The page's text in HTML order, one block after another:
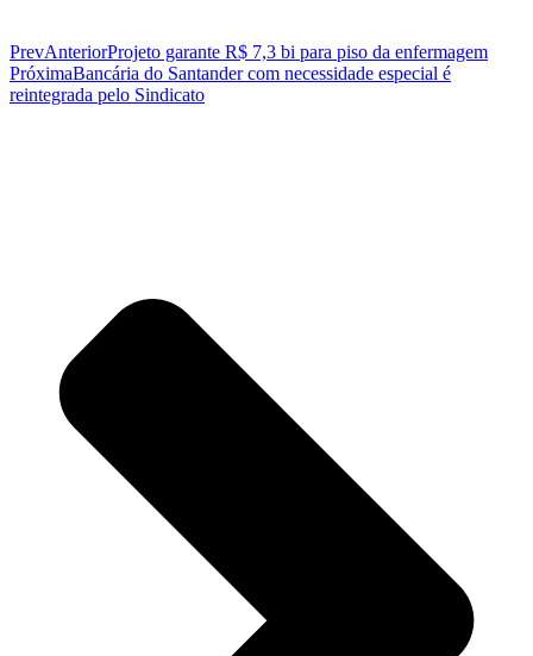
PrevAnteriorProjeto garante R$ 7,3 bi para piso da enfermagem
PróximaBancária do Santander com necessidade especial é
reintegrada pelo Sindicato